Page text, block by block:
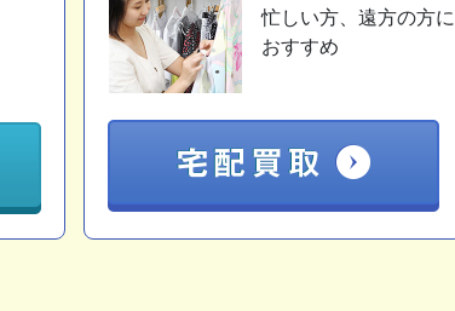
忙しい方、遠方の方に
おすすめ